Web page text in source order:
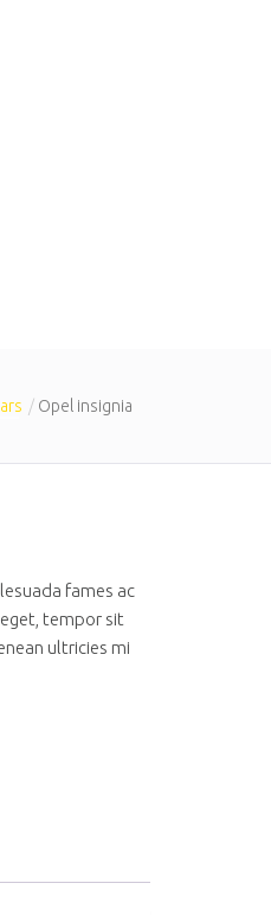
Opel insignia
fames ac
tempor sit
ultricies mi